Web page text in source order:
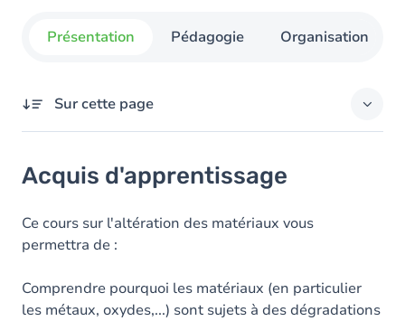
Présentation Pédagogie Organisation
Sur cette page
Contenu
Table des matières
Acquis d'apprentissage
Ce cours sur l'altération des matériaux vous
permettra de :
Comprendre pourquoi les matériaux (en particulier
les métaux, oxydes,...) sont sujets à des dégradations